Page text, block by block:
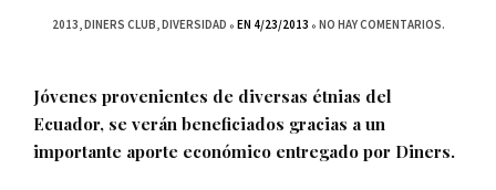
2013 DINERS CLUB DIVERSIDAD EN 4/23/2013 NO HAY COMENTARIOS.
Jóvenes provenientes de diversas étnias del
Ecuador, se verán beneficiados gracias a un
importante aporte económico entregado por Diners.